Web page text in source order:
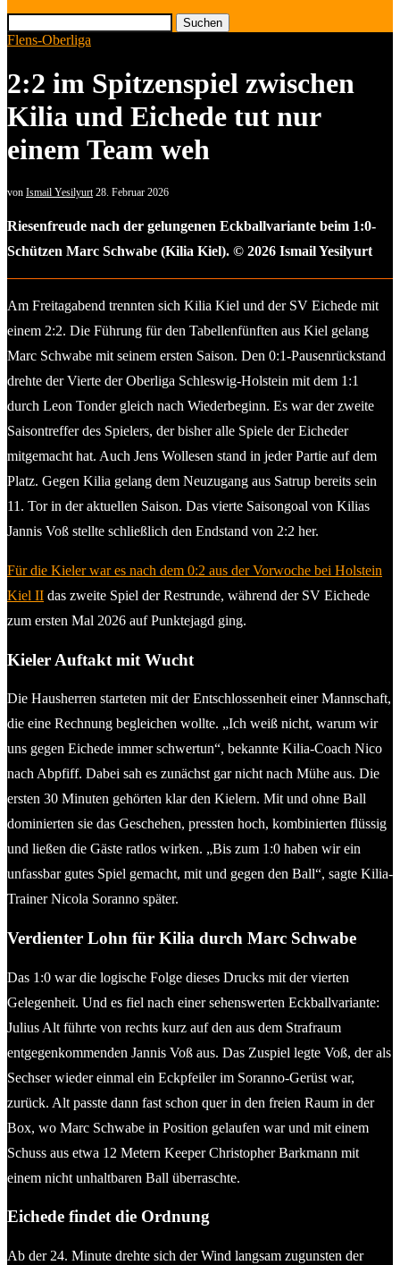
Suchen
Flens-Oberliga
2:2 im Spitzenspiel zwischen
Kilia und Eichede tut nur
einem Team weh
von Ismail Yesilyurt 28. Februar 2026
Riesenfreude nach der gelungenen Eckballvariante beim 1:0-
Schützen Marc Schwabe (Kilia Kiel). © 2026 Ismail Yesilyurt
Am Freitagabend trennten sich Kilia Kiel und der SV Eichede mit
einem 2:2. Die Führung für den Tabellenfünften aus Kiel gelang
Marc Schwabe mit seinem ersten Saison. Den 0:1-Pausenrückstand
drehte der Vierte der Oberliga Schleswig-Holstein mit dem 1:1
durch Leon Tonder gleich nach Wiederbeginn. Es war der zweite
Saisontreffer des Spielers, der bisher alle Spiele der Eicheder
mitgemacht hat. Auch Jens Wollesen stand in jeder Partie auf dem
Platz. Gegen Kilia gelang dem Neuzugang aus Satrup bereits sein
11. Tor in der aktuellen Saison. Das vierte Saisongoal von Kilias
Jannis Voß stellte schließlich den Endstand von 2:2 her.
Für die Kieler war es nach dem 0:2 aus der Vorwoche bei Holstein
Kiel II das zweite Spiel der Restrunde, während der SV Eichede
zum ersten Mal 2026 auf Punktejagd ging.
Kieler Auftakt mit Wucht
Die Hausherren starteten mit der Entschlossenheit einer Mannschaft,
die eine Rechnung begleichen wollte. „Ich weiß nicht, warum wir
uns gegen Eichede immer schwertun“, bekannte Kilia-Coach Nico
nach Abpfiff. Dabei sah es zunächst gar nicht nach Mühe aus. Die
ersten 30 Minuten gehörten klar den Kielern. Mit und ohne Ball
dominierten sie das Geschehen, pressten hoch, kombinierten flüssig
und ließen die Gäste ratlos wirken. „Bis zum 1:0 haben wir ein
unfassbar gutes Spiel gemacht, mit und gegen den Ball“, sagte Kilia-
Trainer Nicola Soranno später.
Verdienter Lohn für Kilia durch Marc Schwabe
Das 1:0 war die logische Folge dieses Drucks mit der vierten
Gelegenheit. Und es fiel nach einer sehenswerten Eckballvariante:
Julius Alt führte von rechts kurz auf den aus dem Strafraum
entgegenkommenden Jannis Voß aus. Das Zuspiel legte Voß, der als
Sechser wieder einmal ein Eckpfeiler im Soranno-Gerüst war,
zurück. Alt passte dann fast schon quer in den freien Raum in der
Box, wo Marc Schwabe in Position gelaufen war und mit einem
Schuss aus etwa 12 Metern Keeper Christopher Barkmann mit
einem nicht unhaltbaren Ball überraschte.
Eichede findet die Ordnung
Ab der 24. Minute drehte sich der Wind langsam zugunsten der